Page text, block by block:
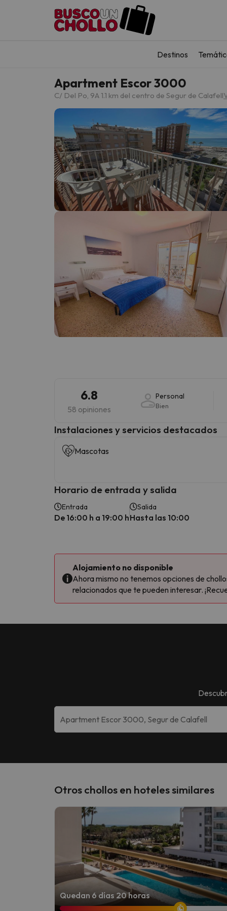
Destinos
Apartment Escor 3000
C/ Del Po, 9A 1.1 km del centro de Segur de Calafell
6.8
58 opiniones
Personal
Bien
Instalaciones y servicios destacados
Mascotas
Horario de entrada y salida
Entrada
De 16:00 h a 19:00 h
Salida
Hasta las 10:00
Alojamiento no disponible
Ahora mismo no tenemos opciones de
relacionados que te pueden interesar.
Otros chollos en hoteles similares
Quedan 6 días 20 horas